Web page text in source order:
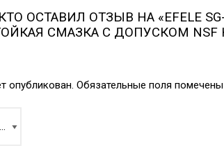
ОСТАВИЛ ОТЗЫВ НА «EFELE
СМАЗКА С ДОПУСКОМ NSF
опубликован. Обязательные поля помечены